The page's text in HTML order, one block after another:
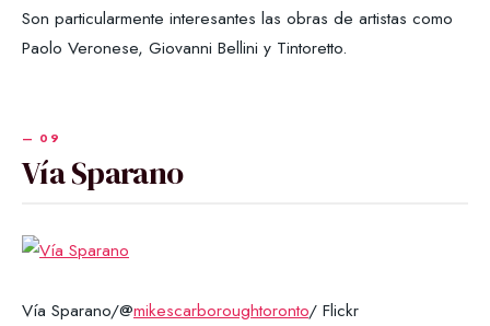
Son particularmente interesantes las obras de artistas como
Paolo Veronese, Giovanni Bellini y Tintoretto.
Vía Sparano
Vía Sparano/@mikescarboroughtoronto/ Flickr